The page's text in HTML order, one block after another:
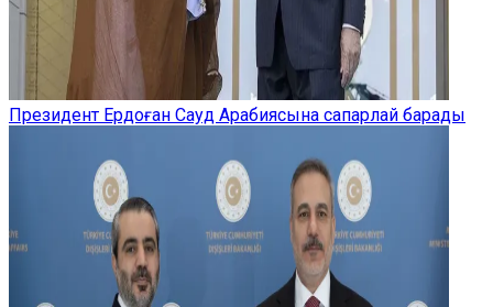
Президент Ердоған Сауд Арабиясына сапарлай барады